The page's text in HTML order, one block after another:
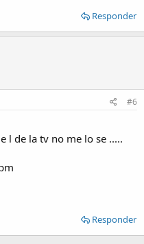
Responder
#6
l de la tv no me lo se .....
Responder